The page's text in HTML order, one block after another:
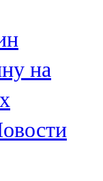
на